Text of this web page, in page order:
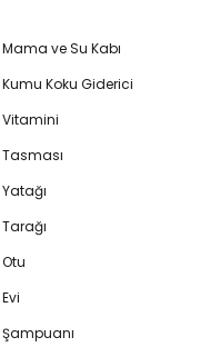
ve Su Kabı
Koku Giderici
Vitamini